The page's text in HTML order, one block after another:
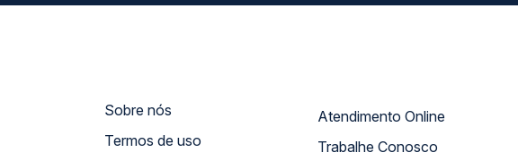
Sobre nós
Termos de uso
Atendimento Online
Trabalhe Conosco